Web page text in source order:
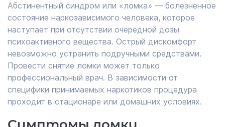
Абстинентный синдром или «ломка» ― болезненное
состояние наркозависимого человека, которое
наступает при отсутствии очередной дозы
психоактивного вещества. Острый дискомфорт
невозможно устранить подручными средствами.
Провести снятие ломки может только
профессиональный врач. В зависимости от
специфики принимаемых наркотиков процедура
проходит в стационаре или домашних условиях.